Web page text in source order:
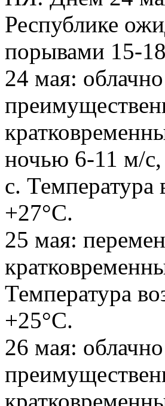
Республике
порывами 15-
24 мая:
ночью 6-11 м/
с.
+27°С.
25 мая:
Температура
+25°С.
26 мая: